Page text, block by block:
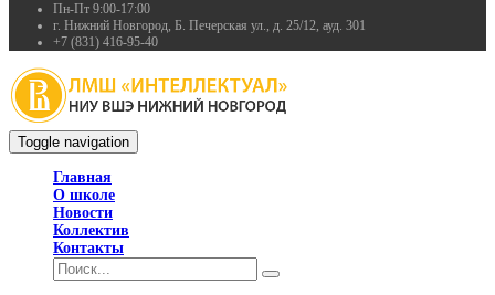
Пн-Пт 9:00-17:00
г. Нижний Новгород, Б. Печерская ул., д. 25/12, ауд. 301
+7 (831) 416-95-40
Toggle navigation
Главная
О школе
Новости
Коллектив
Контакты